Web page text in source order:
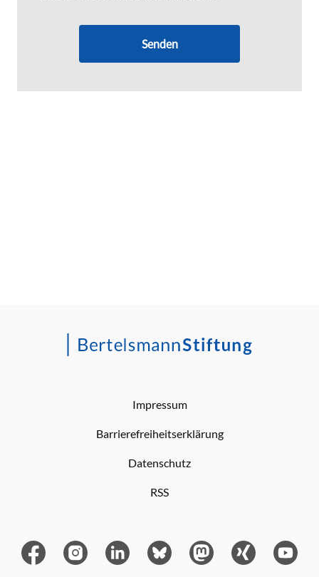
Senden
Impressum
Barrierefreiheitserklärung
Datenschutz
RSS